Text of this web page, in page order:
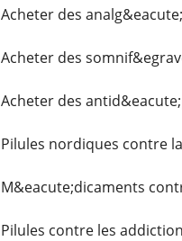
Acheter des
Acheter des
Acheter des
Pilules nordiques contre
M&eacute;dicaments
Pilules contre les